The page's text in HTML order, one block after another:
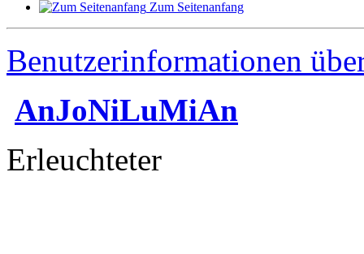
Zum Seitenanfang
Benutzerinformationen
AnJoNiLuMiAn
Erleuchteter